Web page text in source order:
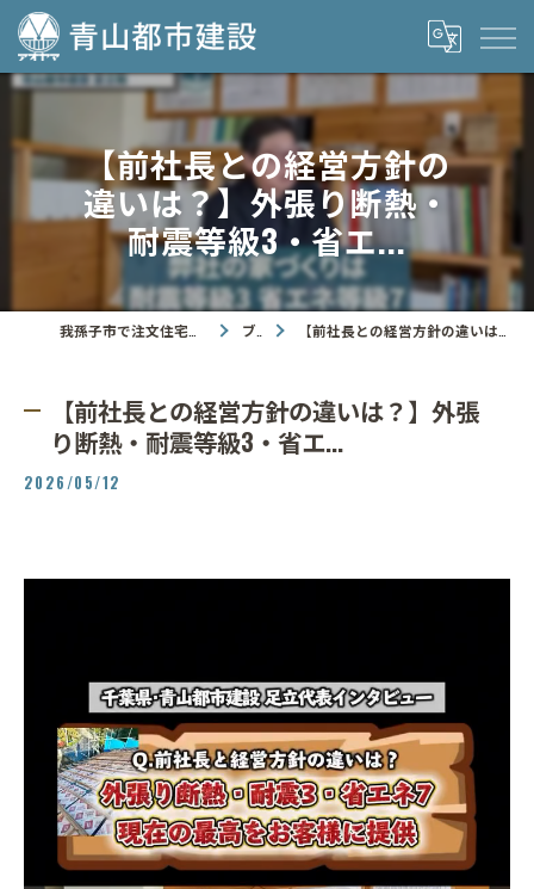
【前社長との経営方針の
違いは？】外張り断熱・
耐震等級3・省エ...
ブログ 【前社長との経営方針の違いは？】外張り断熱・耐震等級3・省エ...
【前社長との経営方針の違いは？】外張
り断熱・耐震等級3・省エ...
2026/05/12